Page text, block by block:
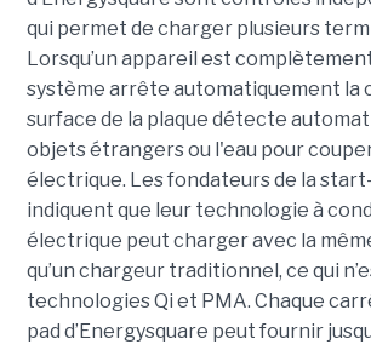
qui permet de charger plusieurs
Lorsqu’un appareil est
système arrête automatiquement la
surface de la plaque détecte
objets étrangers ou l'eau pour
électrique. Les fondateurs de la
indiquent que leur technologie à
électrique peut charger avec la
qu’un chargeur traditionnel, ce qui
technologies Qi et PMA. Chaque
pad d’Energysquare peut fournir